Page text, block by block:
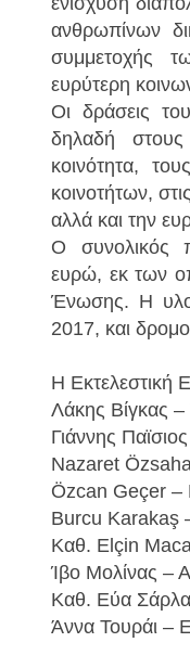
ανθρωπίνων
συμμετοχής
ευρύτερη
Οι δράσεις
δηλαδή στους
κοινότητα,
κοινοτήτων,
αλλά και την
Ο συνολικός
ευρώ, εκ των
Ένωσης. Η
2017, και
Η Εκτελεστική
Λάκης Βίγκας
Γιάννης
Nazaret
Özcan Geçer –
Burcu Karakaş
Καθ. Elçin
Ίβο Μολίνας –
Καθ. Εύα
Άννα Τουράι –
Διεύθυνση :
Ηλεκτρονική
: